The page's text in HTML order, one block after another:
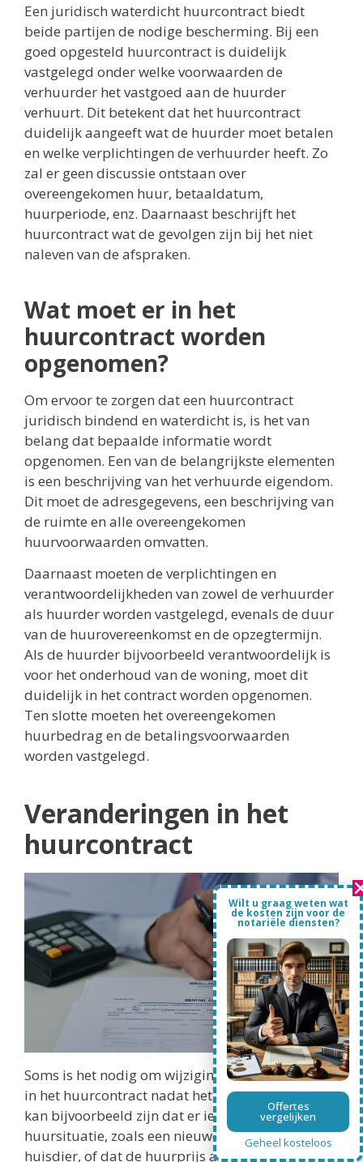
Een juridisch waterdicht huurcontract biedt
beide partijen de nodige bescherming. Bij een
goed opgesteld huurcontract is duidelijk
vastgelegd onder welke voorwaarden de
verhuurder het vastgoed aan de huurder
verhuurt. Dit betekent dat het huurcontract
duidelijk aangeeft wat de huurder moet betalen
en welke verplichtingen de verhuurder heeft. Zo
zal er geen discussie ontstaan over
overeengekomen huur, betaaldatum,
huurperiode, enz. Daarnaast beschrijft het
huurcontract wat de gevolgen zijn bij het niet
naleven van de afspraken.
Wat moet er in het
huurcontract worden
opgenomen?
Om ervoor te zorgen dat een huurcontract
juridisch bindend en waterdicht is, is het van
belang dat bepaalde informatie wordt
opgenomen. Een van de belangrijkste elementen
is een beschrijving van het verhuurde eigendom.
Dit moet de adresgegevens, een beschrijving van
de ruimte en alle overeengekomen
huurvoorwaarden omvatten.
Daarnaast moeten de verplichtingen en
verantwoordelijkheden van zowel de verhuurder
als huurder worden vastgelegd, evenals de duur
van de huurovereenkomst en de opzegtermijn.
Als de huurder bijvoorbeeld verantwoordelijk is
voor het onderhoud van de woning, moet dit
duidelijk in het contract worden opgenomen.
Ten slotte moeten het overeengekomen
huurbedrag en de betalingsvoorwaarden
worden vastgelegd.
Veranderingen in het
huurcontract
Soms is het nodig om wijzigingen aan te brengen
in het huurcontract nadat het opgesteld is. Het
kan bijvoorbeeld zijn dat er iets verandert in de
huursituatie, zoals een nieuwe huisgenoot of
huisdier, of dat de huurprijs aangepast moet
Wilt u graag weten wat
de kosten zijn voor de
notariële diensten?
Offertes
vergelijken
Geheel kosteloos